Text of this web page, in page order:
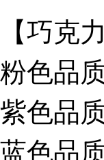
【巧克
粉色品
紫色品
蓝色品